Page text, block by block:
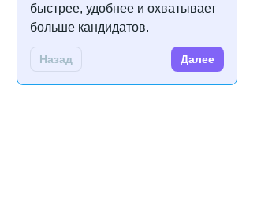
быстрее, удобнее и охватывает
больше кандидатов.
Назад Далее